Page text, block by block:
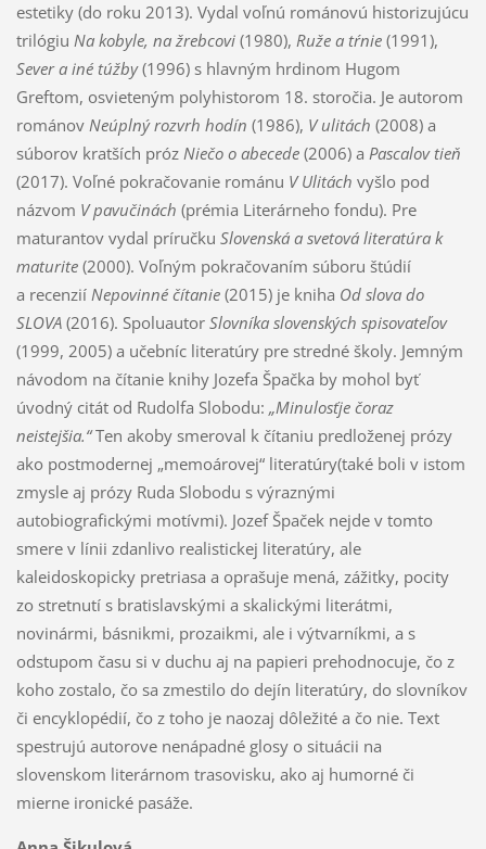
estetiky (do roku 2013). Vydal voľnú románovú historizujúcu
trilógiu Na kobyle, na žrebcovi(1980), Ruže a tŕnie (1991),
Sever a iné túžby(1996) s hlavným hrdinom Hugom
Greftom, osvieteným polyhistorom 18. storočia. Je autorom
románov Neúplný rozvrh hodín (1986), V ulitách (2008) a
súborov kratších próz Niečo o abecede(2006) a Pascalov tieň
(2017). Voľné pokračovanie románu V Ulitách vyšlo pod
názvom V pavučinách (prémia Literárneho fondu). Pre
maturantov vydal príručku Slovenská a svetová literatúra k
maturite(2000). Voľným pokračovaním súboru štúdií
a recenzií Nepovinné čítanie(2015) je kniha Od slova do
SLOVA(2016). Spoluautor Slovníka slovenských spisovateľov
(1999, 2005) a učebníc literatúry pre stredné školy. Jemným
návodom na čítanie knihy Jozefa Špačka by mohol byť
úvodný citát od Rudolfa Slobodu: „Minulosťje čoraz
neistejšia.“Ten akoby smeroval k čítaniu predloženej prózy
ako postmodernej „memoárovej“ literatúry(také boli v istom
zmysle aj prózy Ruda Slobodu s výraznými
autobiografickými motívmi). Jozef Špaček nejde v tomto
smere v línii zdanlivo realistickej literatúry, ale
kaleidoskopicky pretriasa a oprašuje mená, zážitky, pocity
zo stretnutí s bratislavskými a skalickými literátmi,
novinármi, básnikmi, prozaikmi, ale i výtvarníkmi, a s
odstupom času si v duchu aj na papieri prehodnocuje, čo z
koho zostalo, čo sa zmestilo do dejín literatúry, do slovníkov
či encyklopédií, čo z toho je naozaj dôležité a čo nie. Text
spestrujú autorove nenápadné glosy o situácii na
slovenskom literárnom trasovisku, ako aj humorné či
mierne ironické pasáže.